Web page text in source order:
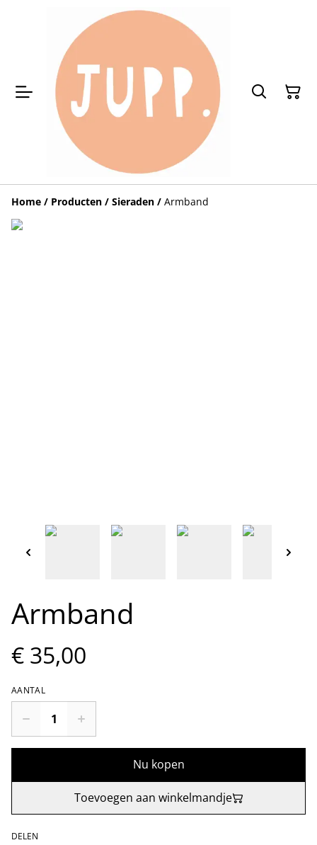
Home / Producten / Sieraden / Armband
Armband
€ 35,00
AANTAL
Nu kopen
Toevoegen aan winkelmandje
DELEN